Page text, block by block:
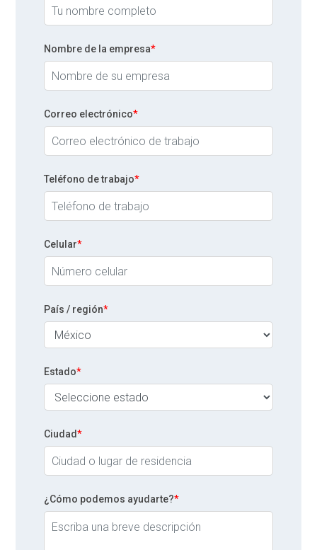
Nombre de la empresa*
Correo electrónico*
Teléfono de trabajo*
Celular*
País / región*
Estado*
Ciudad*
¿Cómo podemos ayudarte?*